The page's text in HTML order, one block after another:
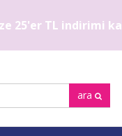
25'er TL indirimi
ara